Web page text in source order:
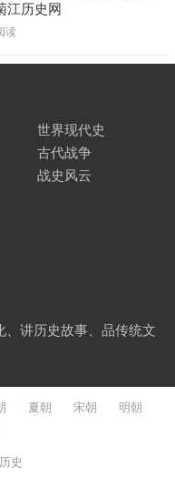
江历史网
读
世界现代史
古代战争
战史风云
讲历史故事、品传统文
夏朝 宋朝
明朝
史